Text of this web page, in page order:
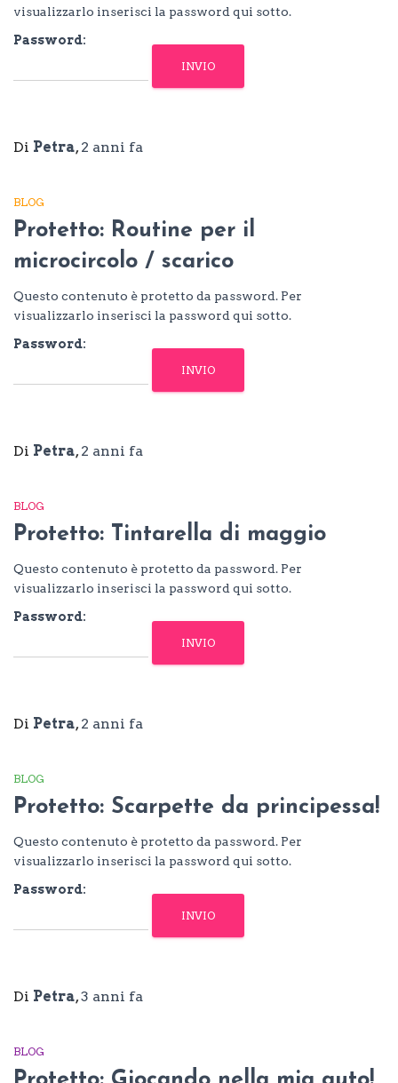
visualizzarlo inserisci la password qui sotto.
Password:
Di Petra,2 anni fa
BLOG
Protetto: Routine per il
microcircolo / scarico
Questo contenuto è protetto da password. Per
visualizzarlo inserisci la password qui sotto.
Password:
Di Petra,2 anni fa
BLOG
Protetto: Tintarella di maggio
Questo contenuto è protetto da password. Per
visualizzarlo inserisci la password qui sotto.
Password:
Di Petra,2 anni fa
BLOG
Protetto: Scarpette da principessa!
Questo contenuto è protetto da password. Per
visualizzarlo inserisci la password qui sotto.
Password:
Di Petra,3 anni fa
BLOG